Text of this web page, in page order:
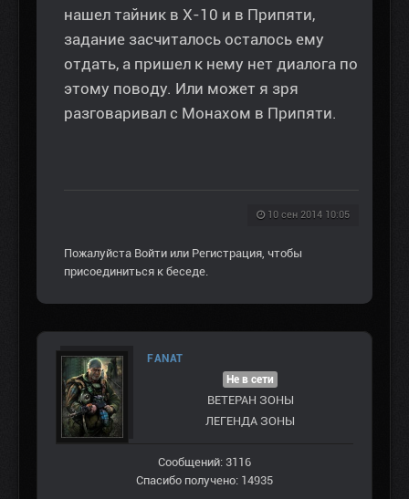
нашел тайник в Х-10 и в Припяти,
задание засчиталось осталось ему
отдать, а пришел к нему нет диалога по
этому поводу. Или может я зря
разговаривал с Монахом в Припяти.
10 сен 2014 10:05
Пожалуйста Войти или Регистрация , чтобы
присоединиться к беседе.
FANAT
Не в сети
ВЕТЕРАН ЗOНЫ
ЛЕГЕНДА ЗОНЫ
Сообщений: 3116
Спасибо получено: 14935